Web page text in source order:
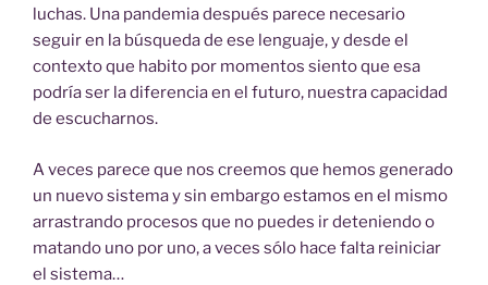
luchas. Una pandemia después parece necesario
seguir en la búsqueda de ese lenguaje, y desde el
contexto que habito por momentos siento que esa
podría ser la diferencia en el futuro, nuestra capacidad
de escucharnos.
A veces parece que nos creemos que hemos generado
un nuevo sistema y sin embargo estamos en el mismo
arrastrando procesos que no puedes ir deteniendo o
matando uno por uno, a veces sólo hace falta reiniciar
el sistema…